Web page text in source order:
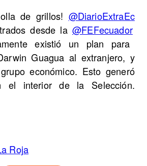
de grillos! @DiarioExtraEc
desde la@FEFecuador
existió un plan para
Guagua al extranjero, y
económico. Esto generó
el interior de la Selección.
Roja